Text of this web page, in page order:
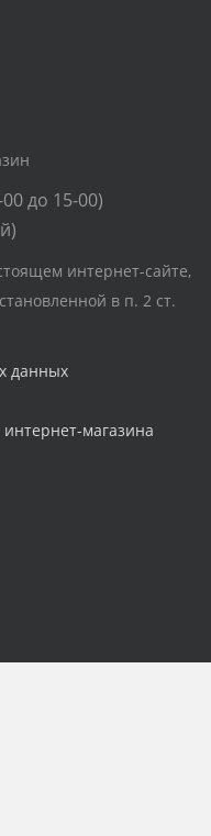
до 15-00)
интернет-сайте,
в п. 2 ст.
данных
магазина